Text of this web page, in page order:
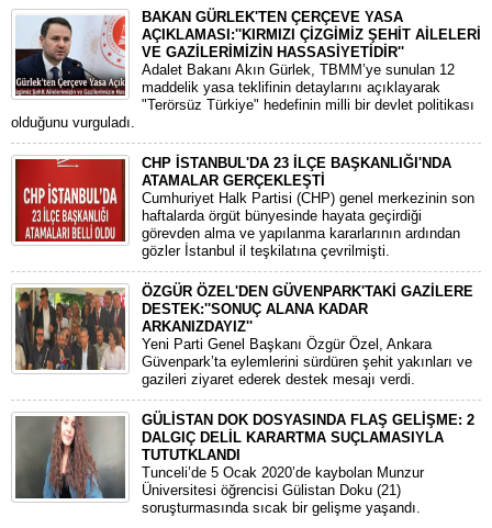
BAKAN GÜRLEK'TEN ÇERÇEVE YASA
AÇIKLAMASI:''KIRMIZI ÇİZGİMİZ ŞEHİT AİLELERİ
VE GAZİLERİMİZİN HASSASİYETİDİR''
Adalet Bakanı Akın Gürlek, TBMM’ye sunulan 12
maddelik yasa teklifinin detaylarını açıklayarak
"Terörsüz Türkiye" hedefinin milli bir devlet politikası
olduğunu vurguladı.
CHP İSTANBUL'DA 23 İLÇE BAŞKANLIĞI'NDA
ATAMALAR GERÇEKLEŞTİ
​Cumhuriyet Halk Partisi (CHP) genel merkezinin son
haftalarda örgüt bünyesinde hayata geçirdiği
görevden alma ve yapılanma kararlarının ardından
gözler İstanbul il teşkilatına çevrilmişti.
ÖZGÜR ÖZEL'DEN GÜVENPARK'TAKİ GAZİLERE
DESTEK:''SONUÇ ALANA KADAR
ARKANIZDAYIZ''
​Yeni Parti Genel Başkanı Özgür Özel, Ankara
Güvenpark’ta eylemlerini sürdüren şehit yakınları ve
gazileri ziyaret ederek destek mesajı verdi.
GÜLİSTAN DOK DOSYASINDA FLAŞ GELİŞME: 2
DALGIÇ DELİL KARARTMA SUÇLAMASIYLA
TUTUTKLANDI
​Tunceli’de 5 Ocak 2020’de kaybolan Munzur
Üniversitesi öğrencisi Gülistan Doku (21)
soruşturmasında sıcak bir gelişme yaşandı.